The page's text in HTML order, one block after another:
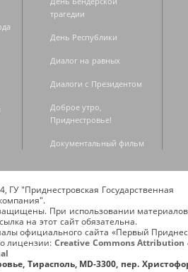
трагедии
День Республики
Диалог на равных
Диалоги с Президентом
Доброе утро,
Приднестровье!
Документальный фильм
ГУ "Приднестровская Государственная
При использовании
на этот сайт обязательна.
официального сайта «Первый
лицензии: Creative Commons Attribution
Тирасполь, MD-3300, пер.